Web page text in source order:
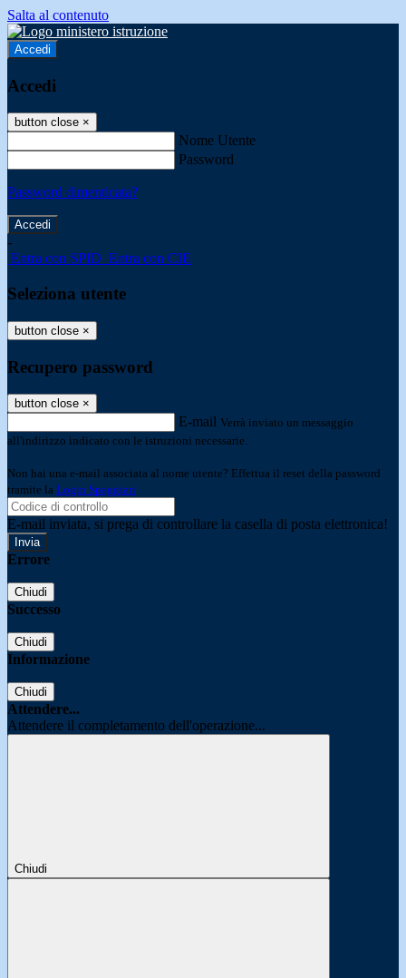
Salta al contenuto
Accedi
Accedi
button close ×
Nome Utente
Password
Password dimenticata?
-
Entra con SPID Entra con CIE
Seleziona utente
button close ×
Recupero password
button close ×
E-mail Verrà inviato un messaggio
all'indirizzo indicato con le istruzioni necessarie.
Non hai una e-mail associata al nome utente? Effettua il reset della password
tramite la Login Spaggiari
E-mail inviata, si prega di controllare la casella di posta elettronica!
Errore
Chiudi
Successo
Chiudi
Informazione
Chiudi
Attendere...
Attendere il completamento dell'operazione...
Chiudi